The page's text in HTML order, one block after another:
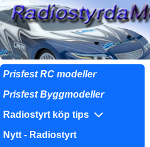
Prisfest RC modeller
Prisfest Byggmodeller
Radiostyrt köp tips
Nytt - Radiostyrt